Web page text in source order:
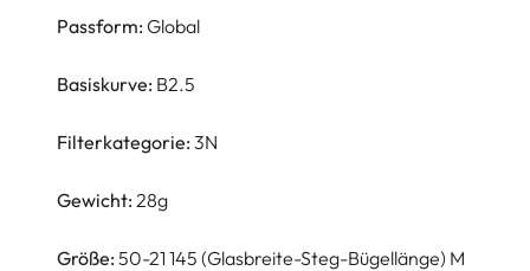
Passform: Global
Basiskurve: B2.5
Filterkategorie: 3N
Gewicht: 28g
Größe: 50-21 145 (Glasbreite-Steg-Bügellänge) M